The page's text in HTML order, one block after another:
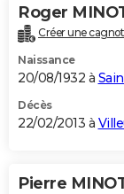
Roger
Créer une
Naissance
20/08/1932 à
Décès
22/02/2013 à
Pierre